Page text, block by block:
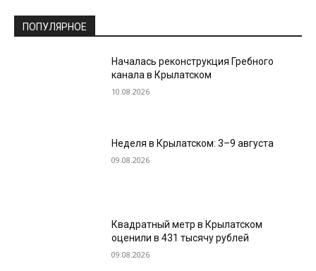
ПОПУЛЯРНОЕ
Началась реконструкция Гребного
канала в Крылатском
10.08.2026
Неделя в Крылатском: 3–9 августа
09.08.2026
Квадратный метр в Крылатском
оценили в 431 тысячу рублей
09.08.2026